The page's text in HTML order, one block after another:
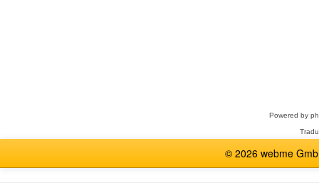
Powered by
© 2026 webme